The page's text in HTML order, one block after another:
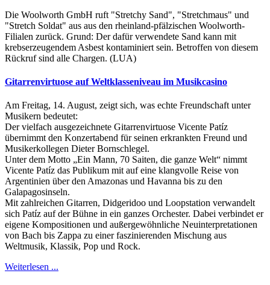
Die Woolworth GmbH ruft "Stretchy Sand", "Stretchmaus" und
"Stretch Soldat" aus aus den rheinland-pfälzischen Woolworth-
Filialen zurück. Grund: Der dafür verwendete Sand kann mit
krebserzeugendem Asbest kontaminiert sein. Betroffen von diesem
Rückruf sind alle Chargen. (LUA)
Gitarrenvirtuose auf Weltklasseniveau im Musikcasino
Am Freitag, 14. August, zeigt sich, was echte Freundschaft unter
Musikern bedeutet:
Der vielfach ausgezeichnete Gitarrenvirtuose Vicente Patíz
übernimmt den Konzertabend für seinen erkrankten Freund und
Musikerkollegen Dieter Bornschlegel.
Unter dem Motto „Ein Mann, 70 Saiten, die ganze Welt“ nimmt
Vicente Patíz das Publikum mit auf eine klangvolle Reise von
Argentinien über den Amazonas und Havanna bis zu den
Galapagosinseln.
Mit zahlreichen Gitarren, Didgeridoo und Loopstation verwandelt
sich Patíz auf der Bühne in ein ganzes Orchester. Dabei verbindet er
eigene Kompositionen und außergewöhnliche Neuinterpretationen
von Bach bis Zappa zu einer faszinierenden Mischung aus
Weltmusik, Klassik, Pop und Rock.
Weiterlesen ...